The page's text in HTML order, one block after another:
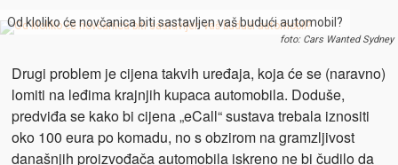
Od kloliko će novčanica biti sastavljen vaš budući automobil?
foto: Cars Wanted Sydney
Drugi problem je cijena takvih uređaja, koja će se (naravno)
lomiti na leđima krajnjih kupaca automobila. Doduše,
predviđa se kako bi cijena „eCall“ sustava trebala iznositi
oko 100 eura po komadu, no s obzirom na gramzljivost
današnjih proizvođača automobila iskreno ne bi čudilo da